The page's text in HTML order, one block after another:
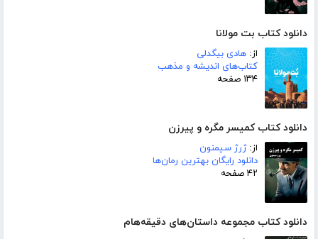
دانلود کتاب بت مولانا
از: هادی بیگدلی
کتاب‌های اندیشه و مذهب
۱۳۴ صفحه
دانلود کتاب کمیسر مگره و پیرزن
از:ژرژ سیمنون
دانلود رایگان بهترین رمان‌ها
۴۲ صفحه
دانلود کتاب مجموعه داستان‌های دقیقه‌هام